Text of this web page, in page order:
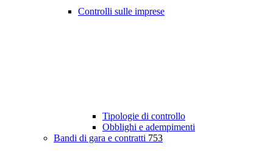
Controlli sulle imprese
Tipologie di controllo
Obblighi e adempimenti
Bandi di gara e contratti 753